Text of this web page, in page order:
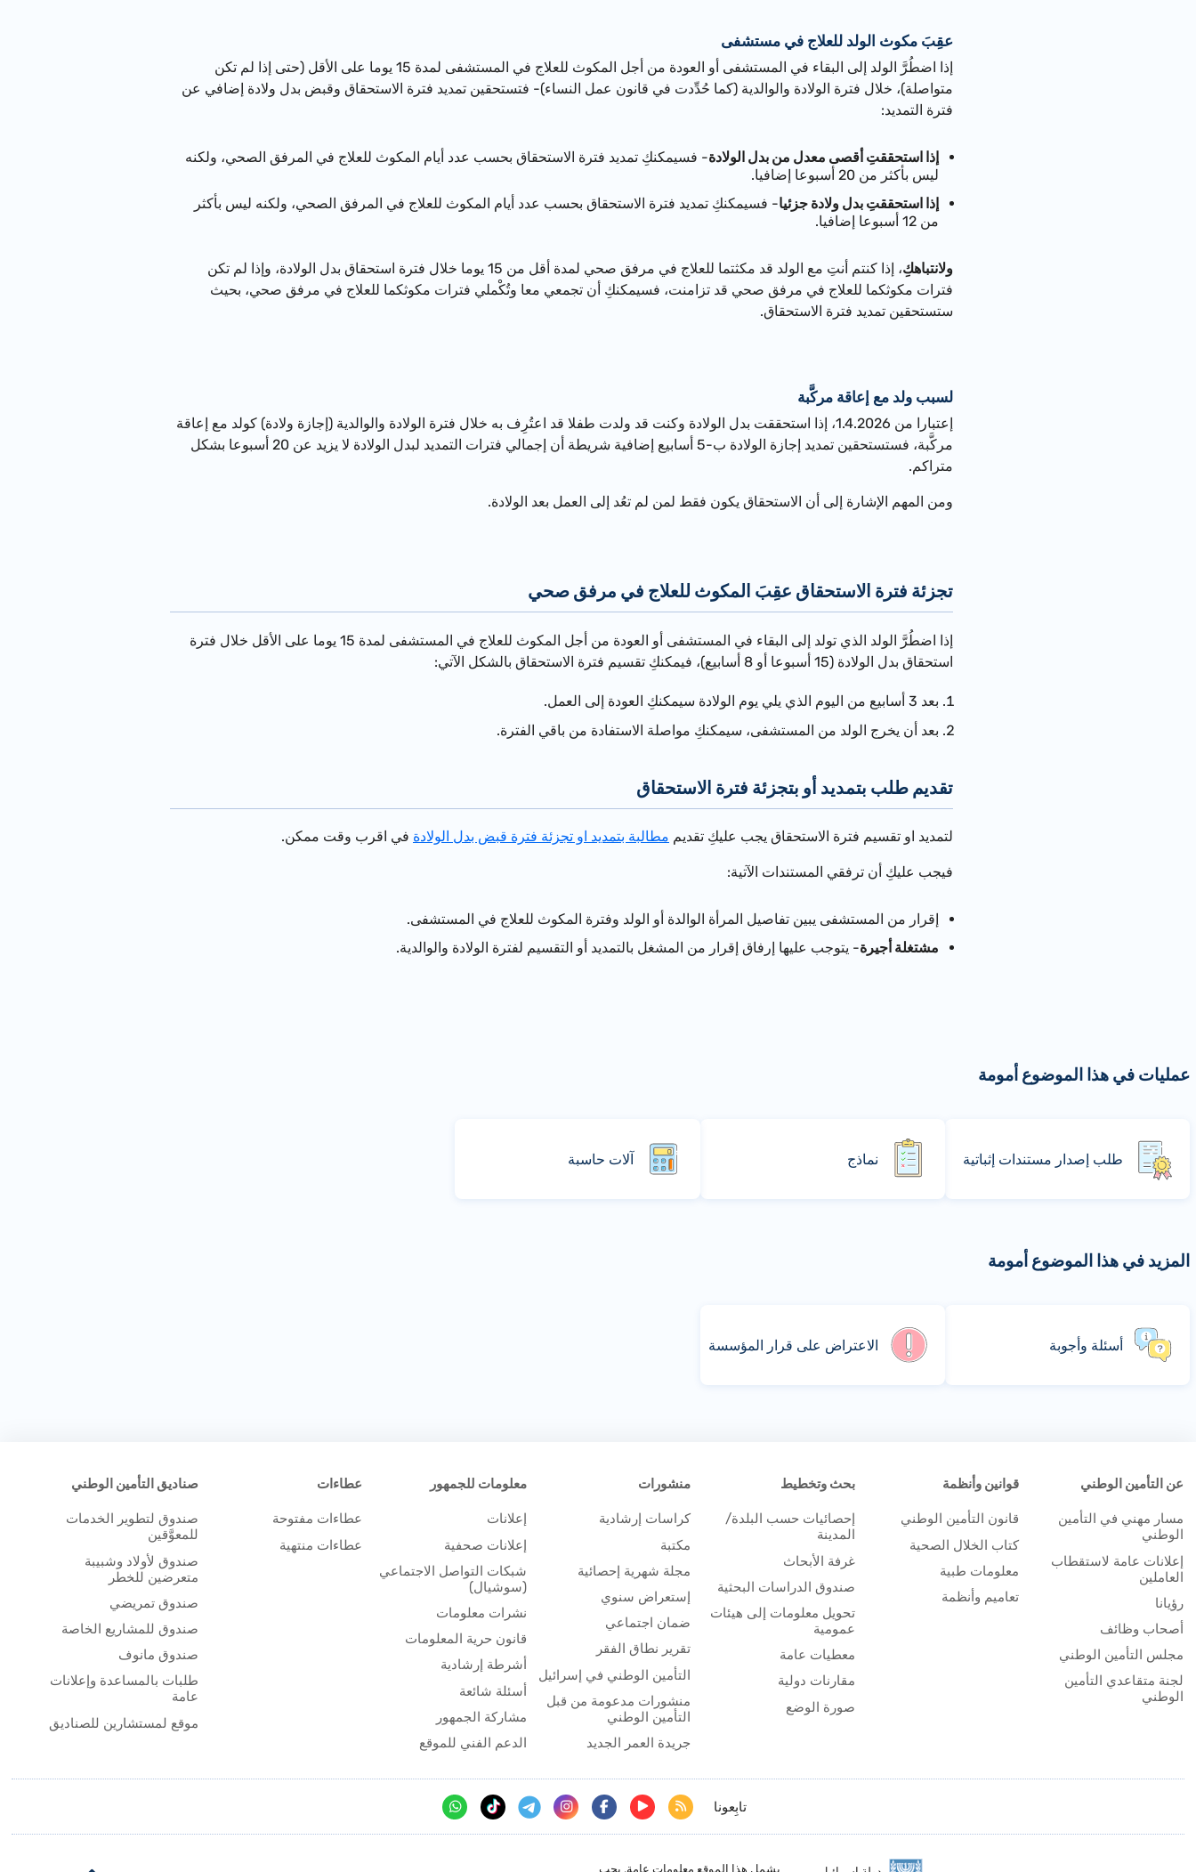
عقِبَ مكوث الولد للعلاج في مستشفى
إذا اضطُرَّ الولد إلى البقاء في المستشفى أو العودة من أجل المكوث للعلاج في المستشفى لمدة 15 يوما على الأقل (حتى إذا لم تكن
متواصلة)، خلال فترة الولادة والوالدية (كما حُدِّدت في قانون عمل النساء)- فتستحقين تمديد فترة الاستحقاق وقبض بدل ولادة إضافي عن
فترة التمديد:
إذا استحققتِ أقصى معدل من بدل الولادة- فسيمكنكِ تمديد فترة الاستحقاق بحسب عدد أيام المكوث للعلاج في المرفق الصحي، ولكنه
ليس بأكثر من 20 أسبوعا إضافيا.
إذا استحققتِ بدل ولادة جزئيا- فسيمكنكِ تمديد فترة الاستحقاق بحسب عدد أيام المكوث للعلاج في المرفق الصحي، ولكنه ليس بأكثر
من 12 أسبوعا إضافيا.
ولانتباهكِ
، إذا كنتم أنتِ مع الولد قد مكثتما للعلاج في مرفق صحي لمدة أقل من 15 يوما خلال فترة استحقاق بدل الولادة، وإذا لم تكن
فترات مكوثكما للعلاج في مرفق صحي قد تزامنت، فسيمكنكِ أن تجمعي معا وتُكْملي فترات مكوثكما للعلاج في مرفق صحي، بحيث
ستستحقين تمديد فترة الاستحقاق.
لسبب ولد مع إعاقة مركَّبة
إعتبارا من 1.4.2026، إذا استحققت بدل الولادة وكنت قد ولدت طفلا قد اعتُرِف به خلال فترة الولادة والوالدية (إجازة ولادة) كولد مع إعاقة
مركَّبة، فستستحقين تمديد إجازة الولادة ب-5 أسابيع إضافية شريطة أن إجمالي فترات التمديد لبدل الولادة لا يزيد عن 20 أسبوعا بشكل
متراكم.
ومن المهم الإشارة إلى أن الاستحقاق يكون فقط لمن لم تعُد إلى العمل بعد الولادة.
تجزئة فترة الاستحقاق عقِبَ المكوث للعلاج في مرفق صحي
إذا اضطُرَّ الولد الذي تولد إلى البقاء في المستشفى أو العودة من أجل المكوث للعلاج في المستشفى لمدة 15 يوما على الأقل خلال فترة
استحقاق بدل الولادة (15 أسبوعا أو 8 أسابيع)، فيمكنكِ تقسيم فترة الاستحقاق بالشكل الآتي:
بعد 3 أسابيع من اليوم الذي يلي يوم الولادة سيمكنكِ العودة إلى العمل.
بعد أن يخرج الولد من المستشفى، سيمكنكِ مواصلة الاستفادة من باقي الفترة.
تقديم طلب بتمديد أو بتجزئة فترة الاستحقاق
لتمديد او تقسيم فترة الاستحقاق يجب عليكِ تقديم مطالبة بتمديد او تجزئة فترة قبض بدل الولادة في اقرب وقت ممكن.
فيجب عليكِ أن ترفقي المستندات الآتية:
إقرار من المستشفى يبين تفاصيل المرأة الوالدة أو الولد وفترة المكوث للعلاج في المستشفى.
مشتغلة أجيرة- يتوجب عليها إرفاق إقرار من المشغل بالتمديد أو التقسيم لفترة الولادة والوالدية.
عمليات في هذا الموضوع أمومة
طلب إصدار مستندات إثباتية نماذج آلات حاسبة
المزيد في هذا الموضوع أمومة
أسئلة وأجوبة الاعتراض على قرار المؤسسة
عن التأمين الوطني
مسار مهني في التأمين
الوطني
إعلانات عامة لاستقطاب
العاملين
رؤيانا
أصحاب وظائف
مجلس التأمين الوطني
لجنة متقاعدي التأمين
الوطني
قوانين وأنظمة
قانون التأمين الوطني
كتاب الخلال الصحية
معلومات طبية
تعاميم وأنظمة
بحث وتخطيط
إحصائيات حسب البلدة/
المدينة
غرفة الأبحاث
صندوق الدراسات البحثية
تحويل معلومات إلى هيئات
عمومية
معطيات عامة
مقارنات دولية
صورة الوضع
منشورات
كراسات إرشادية
مكتبة
مجلة شهرية إحصائية
إستعراض سنوي
ضمان اجتماعي
تقرير نطاق الفقر
التأمين الوطني في إسرائيل
منشورات مدعومة من قبل
التأمين الوطني
جريدة العمر الجديد
معلومات للجمهور
إعلانات
إعلانات صحفية
شبكات التواصل الاجتماعي
(سوشيال)
نشرات معلومات
قانون حرية المعلومات
أشرطة إرشادية
أسئلة شائعة
مشاركة الجمهور
الدعم الفني للموقع
عطاءات
عطاءات مفتوحة
عطاءات منتهية
صناديق التأمين الوطني
صندوق لتطوير الخدمات
للمعوَّقين
صندوق لأولاد وشبيبة
متعرضين للخطر
صندوق تمريضي
صندوق للمشاريع الخاصة
صندوق مانوف
طلبات بالمساعدة وإعلانات
عامة
موقع لمستشارين للصناديق
يشمل هذا الموقع معلومات عامة, يجب
تابِعونا